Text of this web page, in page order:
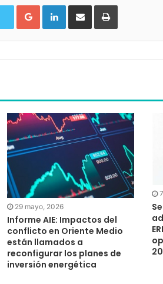
Google+ LinkedIn
29 mayo, 2026
Informe AIE: Impactos del
conflicto en Oriente Medio
están llamados a
reconfigurar los planes de
inversión energética